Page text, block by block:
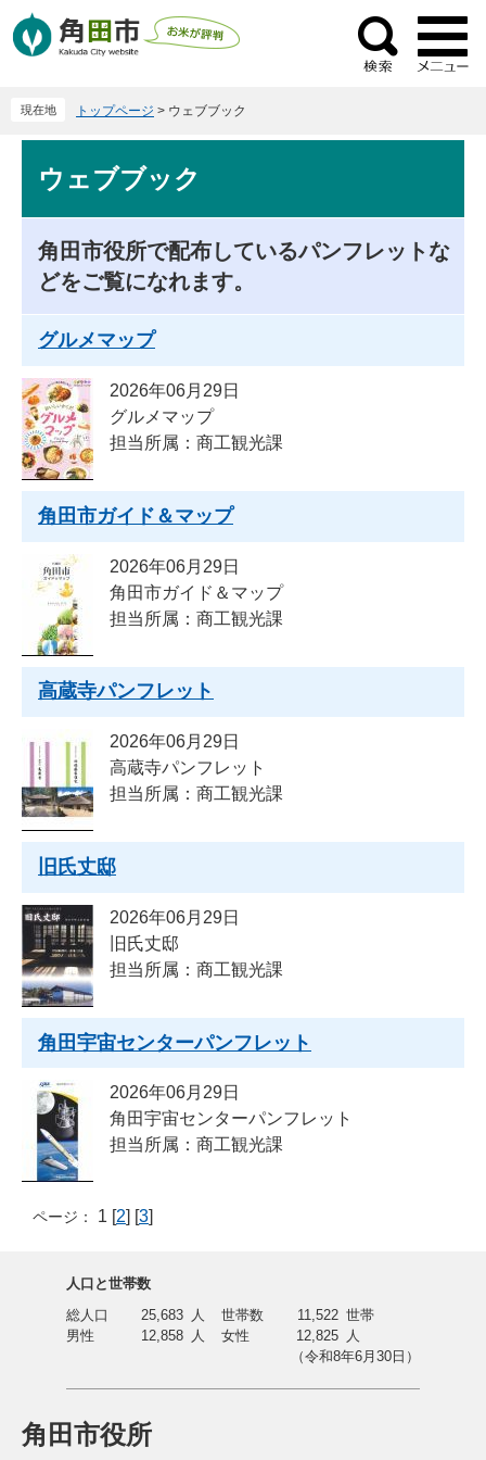
ー
ニ
検
索
現在地 トップページ > ウェブブック
ウェブブック
角田市役所で配布しているパンフレットな
どをご覧になれます。
グルメマップ
2026年06月29日
グルメマップ
担当所属：商工観光課
角田市ガイド＆マップ
2026年06月29日
角田市ガイド＆マップ
担当所属：商工観光課
高蔵寺パンフレット
2026年06月29日
高蔵寺パンフレット
担当所属：商工観光課
旧氏丈邸
2026年06月29日
旧氏丈邸
担当所属：商工観光課
角田宇宙センターパンフレット
2026年06月29日
角田宇宙センターパンフレット
担当所属：商工観光課
ページ： 1 [2] [3]
角田市役所
人口と世帯数
総人口
25,683 人 世帯数 11,522 世帯
男性
12,858 人 女性 12,825 人
（令和8年6月30日）